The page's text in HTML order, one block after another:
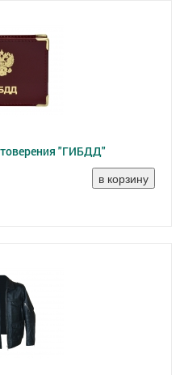
"ГИБДД"